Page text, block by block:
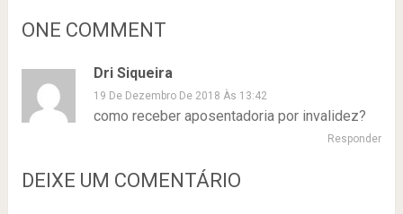
ONE COMMENT
Dri Siqueira
19 De Dezembro De 2018 Às 13:42
como receber aposentadoria por invalidez?
Responder
DEIXE UM COMENTÁRIO